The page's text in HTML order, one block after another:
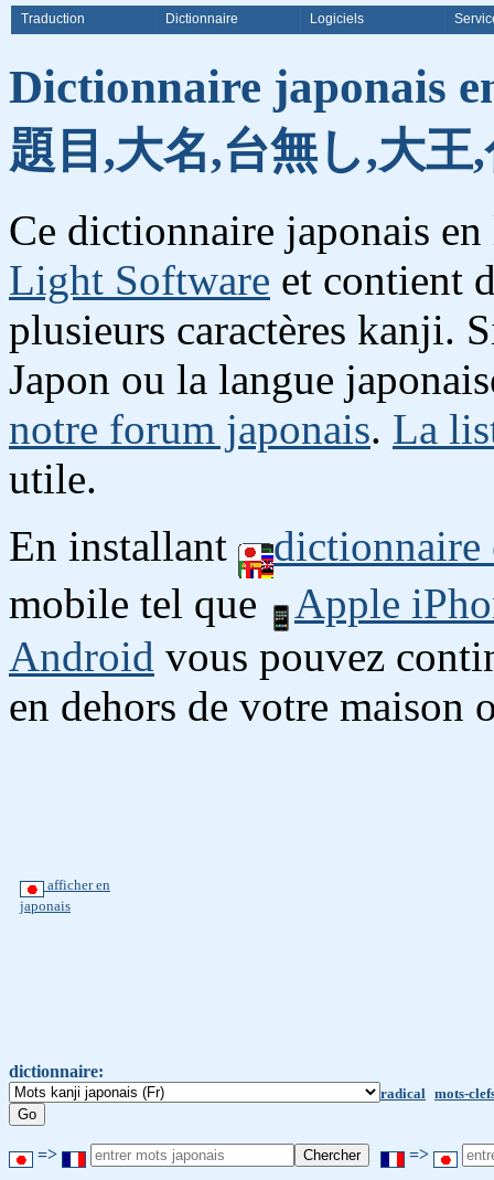
Traduction Dictionnaire Logiciels
Dictionnaire japonais
題目,大名,台無し,大
Ce dictionnaire japonais
Light Software et contient
plusieurs caractères kanji.
Japon ou la langue
notre forum japonais. La
utile.
En installant
mobile tel que
Apple
Android vous pouvez
en dehors de votre maison
afficher en
japonais
dictionnaire:
radical mots-
=> =>